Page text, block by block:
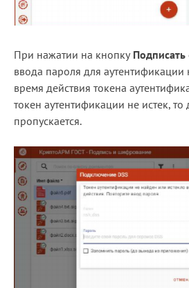
При нажатии на кнопку Подписать
ввода пароля для аутентификации
время действия токена
токен аутентификации не истек,
пропускается.